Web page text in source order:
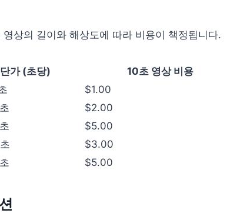
상의 길이와 해상도에 따라 비용이 책정됩니다.
단가 (초당)
10초 영상 비용
$1.00
$2.00
$5.00
$3.00
$5.00